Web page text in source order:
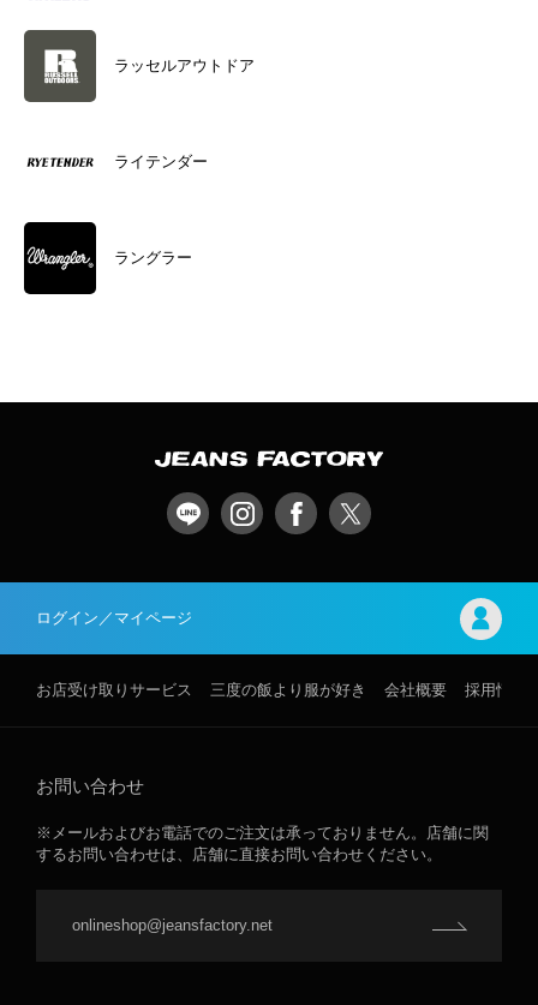
ラッセルアウトドア
ライテンダー
ラングラー
ログイン／マイページ
お店受け取りサービス 三度の飯より服が好き 会社概要 採用情報
お問い合わせ
※メールおよびお電話でのご注文は承っておりません。店舗に関
するお問い合わせは、店舗に直接お問い合わせください。
onlineshop@jeansfactory.net